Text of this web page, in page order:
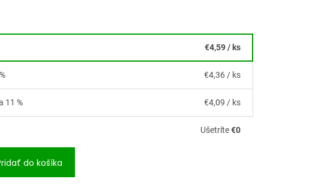
€4,59/ ks
€4,36/ ks
11 % €4,09 / ks
Ušetríte€0
do košíka